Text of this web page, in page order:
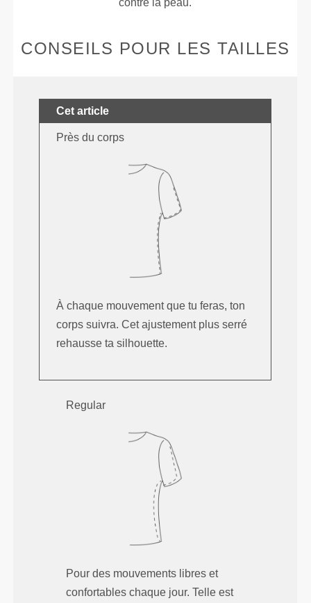
contre la peau.
CONSEILS POUR LES TAILLES
Cet article
Près du corps
À chaque mouvement que tu feras, ton
corps suivra. Cet ajustement plus serré
rehausse ta silhouette.
Regular
Pour des mouvements libres et
confortables chaque jour. Telle est